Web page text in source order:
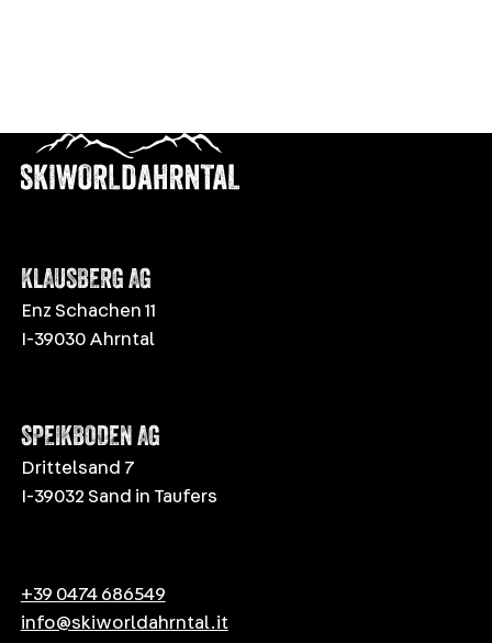
KLAUSBERG AG
Enz Schachen 11
I-39030 Ahrntal
SPEIKBODEN AG
Drittelsand 7
I-39032 Sand in Taufers
+39 0474 686549
info@skiworldahrntal.it